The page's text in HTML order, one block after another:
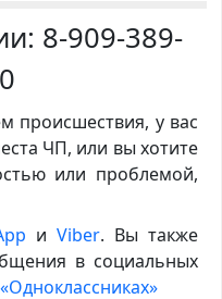
8-909-389-
происшествия, у вас
ЧП, или вы хотите
или проблемой,
иViber. Вы также
в социальных
«Одноклассниках»